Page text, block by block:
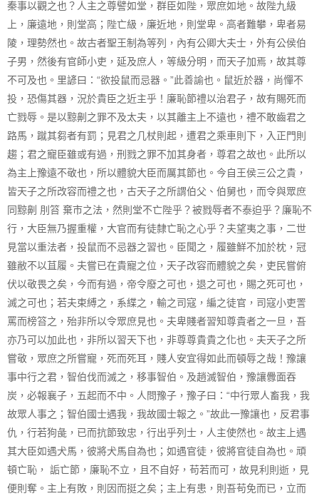
秦事以觀之也？人主之尊譬如堂，群臣如陛，眾庶如地。故陛九級
上，廉遠地，則堂高；陛亡級，廉近地，則堂卑。高者難攀，卑者易
陵，理勢然也。故古者聖王制為等列，內有公卿大夫士，外有公侯伯
子男，然後有官師小吏，延及庶人，等級分明，而天子加焉，故其尊
不可及也。里諺曰：“欲投鼠而忌器。”此善諭也。鼠近於器，尚憚不
投，恐傷其器，況於貴臣之近主乎！廉恥節禮以治君子，故有賜死而
亡戮辱。是以黥劓之罪不及太夫，以其離主上不遠也，禮不敢齒君之
路馬，蹴其芻者有罰；見君之几杖則起，遭君之乘車則下，入正門則
趨；君之寵臣雖或有過，刑戮之罪不加其身者，尊君之故也。此所以
為主上豫遠不敬也，所以體貌大臣而厲其節也。今自王侯三公之貴，
皆天子之所改容而禮之也，古天子之所謂伯父、伯舅也，而令與眾庶
同黥劓 刖笞 棄市之法，然則堂不亡陛乎？被戮辱者不泰迫乎？廉恥不
行，大臣無乃握重權，大官而有徒隸亡恥之心乎？夫望夷之事，二世
見當以重法者，投鼠而不忌器之習也。臣聞之，履雖鮮不加於枕，冠
雖敝不以苴履。夫嘗已在貴寵之位，天子改容而體貌之矣，吏民嘗俯
伏以敬畏之矣，今而有過，帝令廢之可也，退之可也，賜之死可也，
滅之可也；若夫束縛之，系緤之，輸之司寇，編之徒官，司寇小吏詈
罵而榜笞之，殆非所以令眾庶見也。夫卑賤者習知尊貴者之一旦，吾
亦乃可以加此也，非所以習天下也，非尊尊貴貴之化也。夫天子之所
嘗敬，眾庶之所嘗寵，死而死耳，賤人安宜得如此而頓辱之哉！豫讓
事中行之君，智伯伐而滅之，移事智伯。及趙滅智伯，豫讓釁面吞
炭，必報襄子，五起而不中。人問豫子，豫子曰：“中行眾人畜我，我
故眾人事之；智伯國士遇我，我故國士報之。”故此一豫讓也，反君事
仇，行若狗彘，已而抗節致忠，行出乎列士，人主使然也。故主上遇
其大臣如遇犬馬，彼將犬馬自為也；如遇官徒，彼將官徒自為也。頑
頓亡恥， 詬亡節，廉恥不立，且不自好，苟若而可，故見利則逝，見
便則奪。主上有敗，則因而挺之矣；主上有患，則吾苟免而已，立而